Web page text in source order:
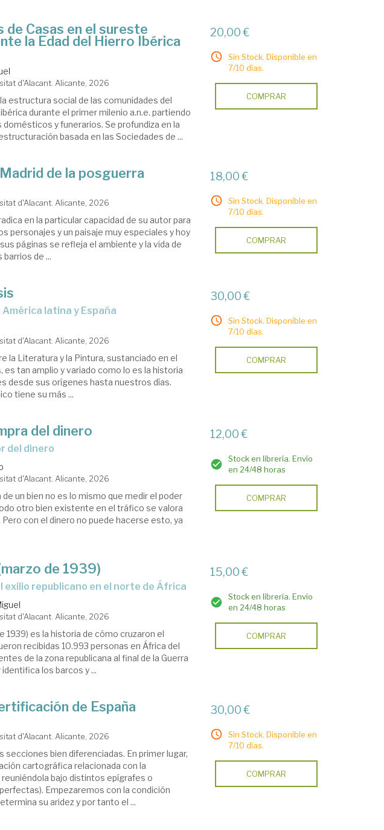
de Casas en el sureste
la Edad del Hierro Ibérica
d'Alacant. Alicante, 2026
estructura social de las comunidades del
durante el primer milenio a.n.e. partiendo
y funerarios. Se profundiza en la
basada en las Sociedades de ...
20,00 €
Sin Stock. Disponible en
7/10 días.
COMPRAR
de la posguerra
d'Alacant. Alicante, 2026
en la particular capacidad de su autor para
personajes y un paisaje muy especiales y hoy
páginas se refleja el ambiente y la vida de
barrios de ...
18,00 €
Sin Stock. Disponible en
7/10 días.
COMPRAR
latina y España
d'Alacant. Alicante, 2026
la Literatura y la Pintura, sustanciado en el
tan amplio y variado como lo es la historia
desde sus orígenes hasta nuestros días.
tiene su más ...
30,00 €
Sin Stock. Disponible en
7/10 días.
COMPRAR
del dinero
del dinero
d'Alacant. Alicante, 2026
un bien no es lo mismo que medir el poder
otro bien existente en el tráfico se valora
con el dinero no puede hacerse esto, ya
12,00 €
Stock en librería. Envío
en 24/48 horas
COMPRAR
de 1939)
exilio republicano en el norte de África
d'Alacant. Alicante, 2026
1939) es la historia de cómo cruzaron el
recibidas 10.993 personas en África del
de la zona republicana al final de la Guerra
los barcos y ...
15,00 €
Stock en librería. Envío
en 24/48 horas
COMPRAR
de España
d'Alacant. Alicante, 2026
secciones bien diferenciadas. En primer lugar,
cartográfica relacionada con la
bajo distintos epígrafes o
Empezaremos con la condición
su aridez y por tanto el ...
30,00 €
Sin Stock. Disponible en
7/10 días.
COMPRAR